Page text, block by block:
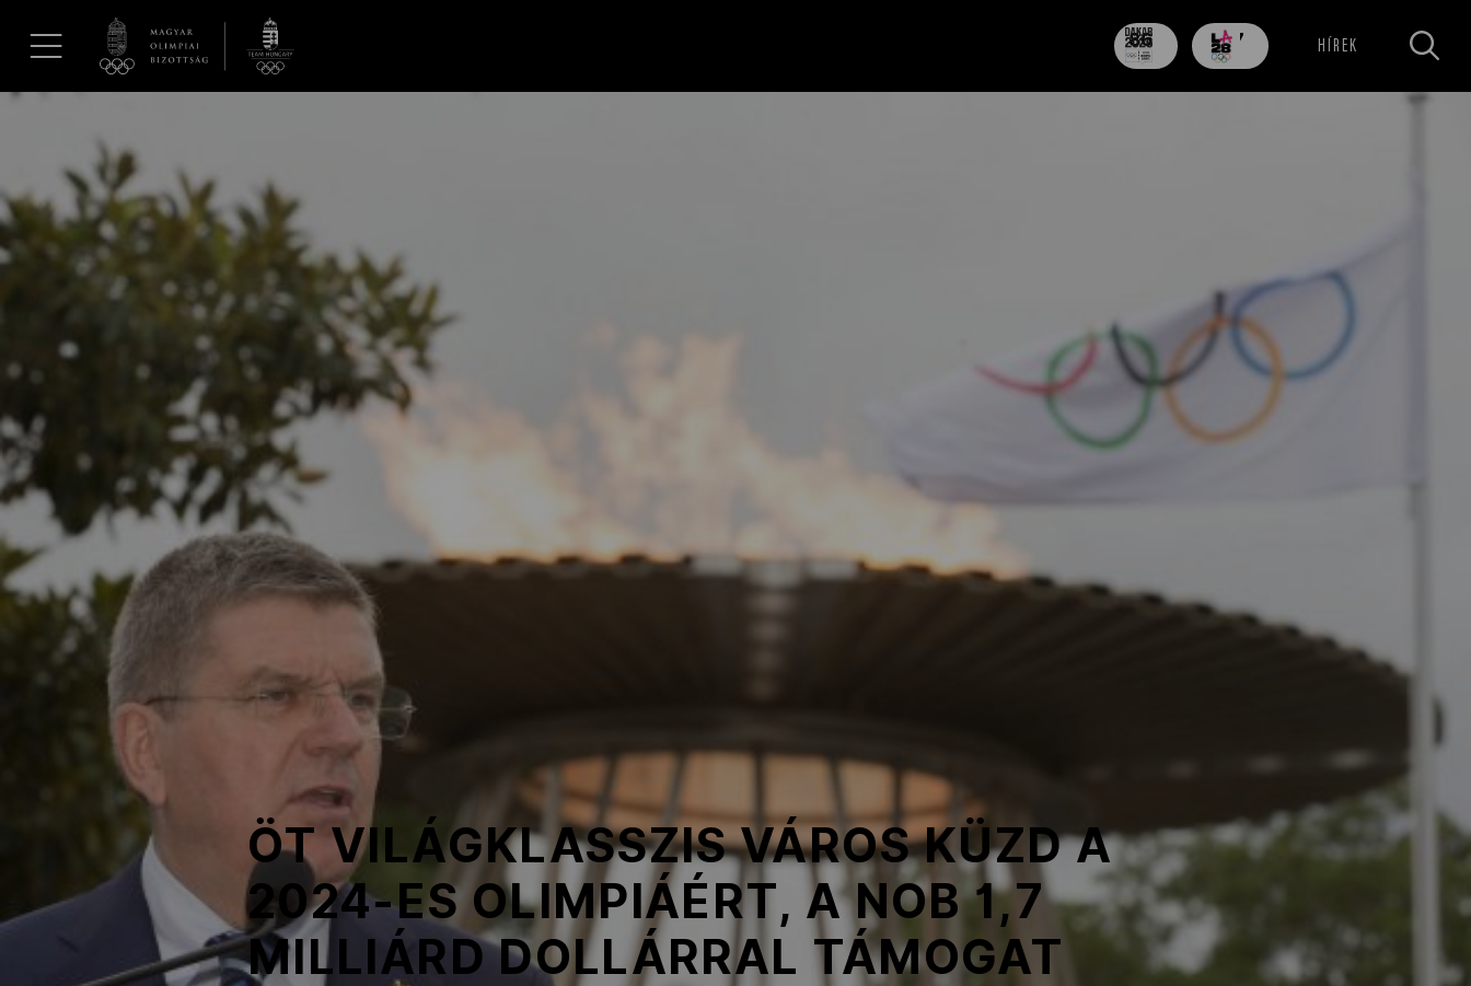
Galéria
Dakar 2026
Los Angeles 2028
MOB
Kettőskarrier-program
NOB
Társszervezetek
OVEP
Adatbank
86
nap
707
nap HÍREK
ÖT VILÁGKLASSZIS VÁROS KÜZD A
2024-ES OLIMPIÁÉRT, A NOB 1,7
MILLIÁRD DOLLÁRRAL TÁMOGAT